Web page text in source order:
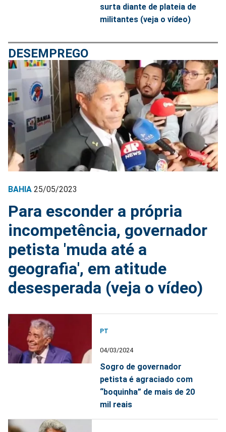
surta diante de plateia de
militantes (veja o vídeo)
DESEMPREGO
BAHIA 25/05/2023
Para esconder a própria
incompetência, governador
petista 'muda até a
geografia', em atitude
desesperada (veja o vídeo)
PT
04/03/2024
Sogro de governador
petista é agraciado com
“boquinha” de mais de 20
mil reais